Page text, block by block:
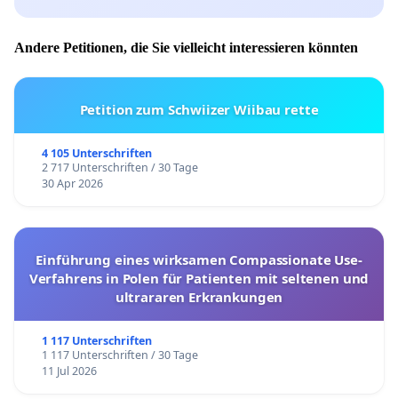
Andere Petitionen, die Sie vielleicht interessieren könnten
Petition zum Schwiizer Wiibau rette
4 105 Unterschriften
2 717 Unterschriften / 30 Tage
30 Apr 2026
Einführung eines wirksamen Compassionate Use-
Verfahrens in Polen für Patienten mit seltenen und
ultrararen Erkrankungen
1 117 Unterschriften
1 117 Unterschriften / 30 Tage
11 Jul 2026